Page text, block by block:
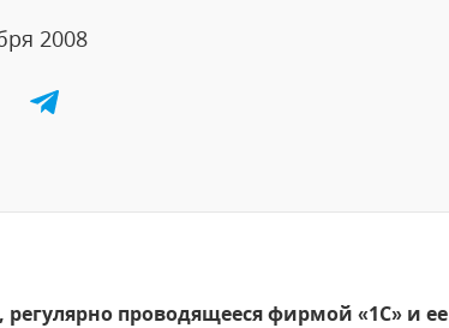
2008
проводящееся фирмой «1С» и ее